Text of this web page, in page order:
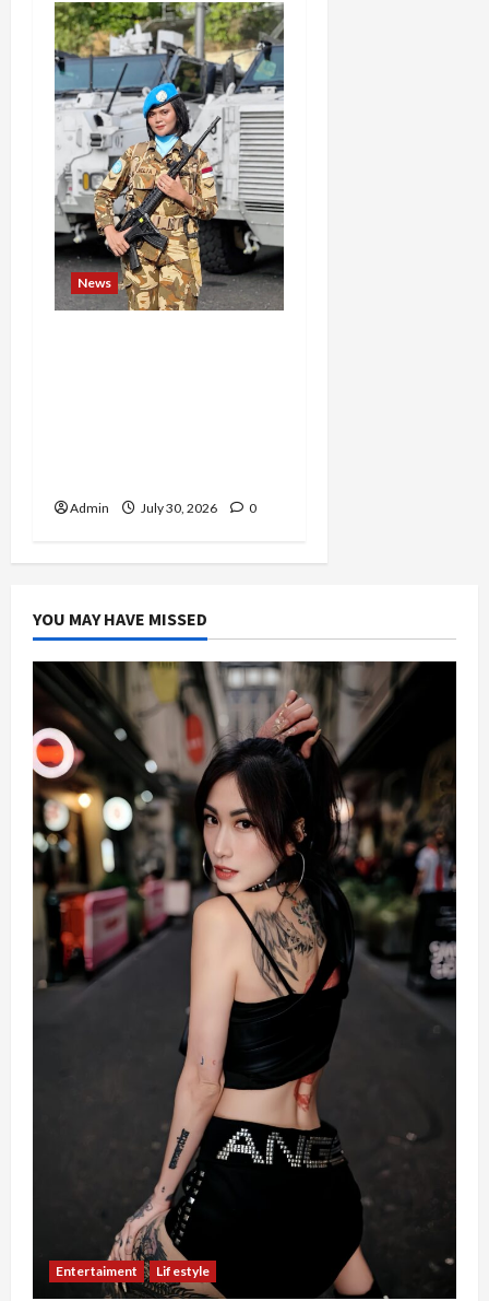
News
Admin July 30, 2026 0
YOU MAY HAVE MISSED
Entertaiment Lifestyle